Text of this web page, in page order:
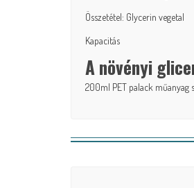
Összetétel: Glycerin vegetal
Kapacitás
A növényi
200ml PET palack műanyag